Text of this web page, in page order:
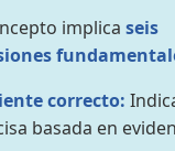
implica seis
correcto:
basada en